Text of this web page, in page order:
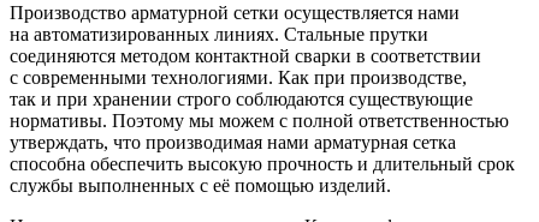
Производство арматурной сетки осуществляется нами
на автоматизированных линиях. Стальные прутки
соединяются методом контактной сварки в соответствии
с современными технологиями. Как при производстве,
так и при хранении строго соблюдаются существующие
нормативы. Поэтому мы можем с полной ответственностью
утверждать, что производимая нами арматурная сетка
способна обеспечить высокую прочность и длительный срок
службы выполненных с её помощью изделий.